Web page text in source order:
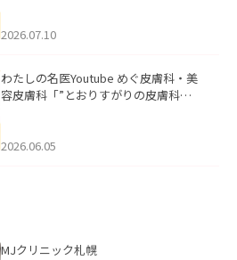
た。
2026.07.10
わたしの名医Youtube めぐ皮膚科・美
容皮膚科「”とおりすがりの皮膚科
2026.06.05
MJクリニック札幌